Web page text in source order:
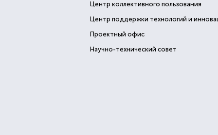
Центр коллективного пользования
Центр поддержки технологий и
Проектный офис
Научно-технический совет